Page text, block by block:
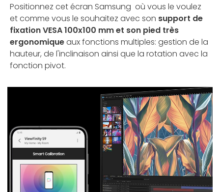
Positionnez cet écran Samsung où vous le voulez
et comme vous le souhaitez avec son support de
fixation VESA 100x100 mm et son pied très
ergonomiqueaux fonctions multiples: gestion de la
hauteur, de l'inclinaison ainsi que la rotation avec la
fonction pivot.